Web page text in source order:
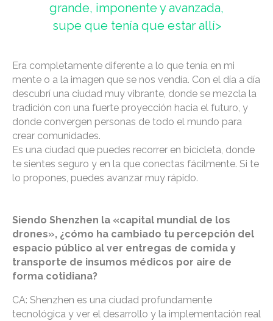
grande, imponente y avanzada,
supe que tenía que estar allí>
Era completamente diferente a lo que tenía en mi
mente o a la imagen que se nos vendía. Con el día a día
descubrí una ciudad muy vibrante, donde se mezcla la
tradición con una fuerte proyección hacia el futuro, y
donde convergen personas de todo el mundo para
crear comunidades.
Es una ciudad que puedes recorrer en bicicleta, donde
te sientes seguro y en la que conectas fácilmente. Si te
lo propones, puedes avanzar muy rápido.
Siendo Shenzhen la «capital mundial de los
drones», ¿cómo ha cambiado tu percepción del
espacio público al ver entregas de comida y
transporte de insumos médicos por aire de
forma cotidiana?
CA: Shenzhen es una ciudad profundamente
tecnológica y ver el desarrollo y la implementación real